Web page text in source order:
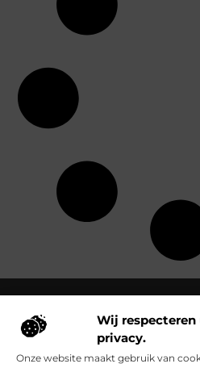
Wij respecteren
privacy.
Onze website maakt gebruik van
Over Clementinas
Clementinas.nl – Ontdek de